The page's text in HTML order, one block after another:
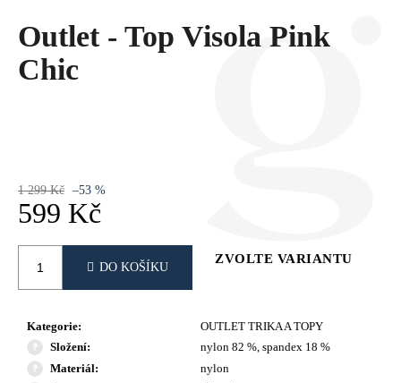
Outlet - Top Visola Pink
Chic
1 299 Kč –53 %
599 Kč
DO KOŠÍKU
ZVOLTE VARIANTU
Kategorie:
OUTLET TRIKA A TOPY
Složení:
nylon 82 %, spandex 18 %
Materiál:
nylon
U
J
E
M